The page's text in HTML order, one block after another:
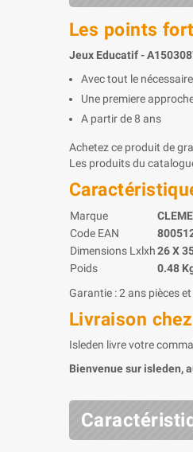
Les points
Jeux Educatif -
Avec tout le
Une premiere
A partir de 8 ans
Achetez ce produit de
Les produits du
Marque
Code EAN
Dimensions Lxlxh26 X
Poids
0.48
Garantie : 2 ans pièces
Livraison
Isleden livre votre
Bienvenue sur isleden,